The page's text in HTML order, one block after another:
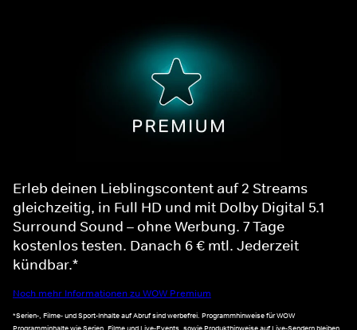
Erleb deinen Lieblingscontent auf 2 Streams
gleichzeitig, in Full HD und mit Dolby Digital 5.1
Surround Sound – ohne Werbung. 7 Tage
kostenlos testen. Danach 6 € mtl. Jederzeit
kündbar.*
Noch mehr Informationen zu WOW Premium
*Serien-, Filme- und Sport-Inhalte auf Abruf sind werbefrei. Programmhinweise für WOW